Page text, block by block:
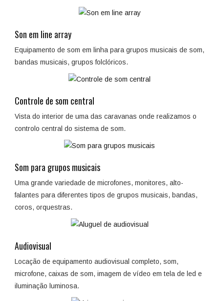
Son em line array
Equipamento de som em linha para grupos musicais de som,
bandas musicais, grupos folclóricos.
Controle de som central
Vista do interior de uma das caravanas onde realizamos o
controlo central do sistema de som.
Som para grupos musicais
Uma grande variedade de microfones, monitores, alto-
falantes para diferentes tipos de grupos musicais, bandas,
coros, orquestras.
Audiovisual
Locação de equipamento audiovisual completo, som,
microfone, caixas de som, imagem de vídeo em tela de led e
iluminação luminosa.